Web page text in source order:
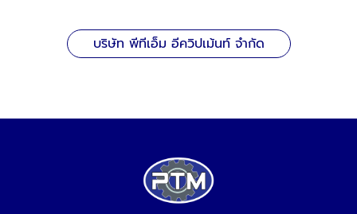
บริษัท พีทีเอ็ม อีควิปเม้นท์ จำกัด